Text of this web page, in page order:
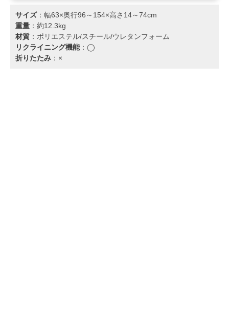
サイズ：幅63×奥行96～154×高さ14～74cm
重量 ：約12.3kg
材質 ：ポリエステル/スチール/ウレタンフォーム
リクライニング機能：◯
折りたたみ ：×